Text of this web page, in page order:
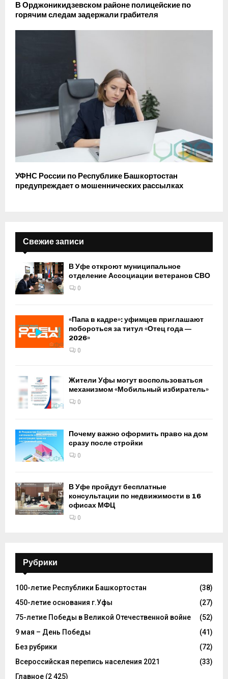
В Орджоникидзевском районе полицейские по
горячим следам задержали грабителя
УФНС России по Республике Башкортостан
предупреждает о мошеннических рассылках
Свежие записи
В Уфе откроют муниципальное
отделение Ассоциации ветеранов СВО
0
«Папа в кадре»: уфимцев приглашают
побороться за титул «Отец года —
2026»
0
Жители Уфы могут воспользоваться
механизмом «Мобильный избиратель»
0
Почему важно оформить право на дом
сразу после стройки
0
В Уфе пройдут бесплатные
консультации по недвижимости в 16
офисах МФЦ
0
Рубрики
100-летие Республики Башкортостан
(38)
450-летие основания г.Уфы
(27)
75-летие Победы в Великой Отечественной войне
(52)
9 мая – День Победы
(41)
Без рубрики
(72)
Всероссийская перепись населения 2021
(33)
Главное (2 425)